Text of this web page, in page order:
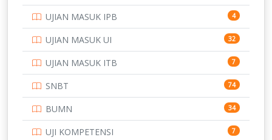
UJIAN MASUK IPB 4
UJIAN MASUK UI 32
UJIAN MASUK ITB 7
SNBT 74
BUMN 34
UJI KOMPETENSI 7